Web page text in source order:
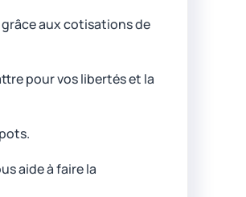
aux cotisations de
pour vos libertés et la
aide à faire la